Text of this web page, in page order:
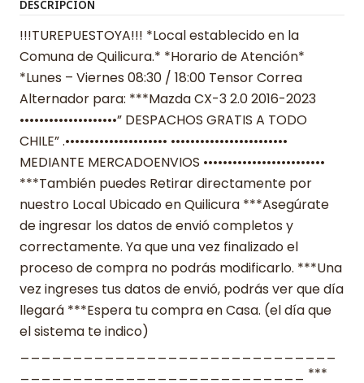
DESCRIPCIÓN
!!!TUREPUESTOYA!!! *Local establecido en la
Comuna de Quilicura.* *Horario de Atención*
*Lunes – Viernes 08:30 / 18:00 Tensor Correa
Alternador para: ***Mazda CX-3 2.0 2016-2023
••••••••••••••••••••” DESPACHOS GRATIS A TODO
CHILE” .••••••••••••••••••••• ••••••••••••••••••••••••
MEDIANTE MERCADOENVIOS •••••••••••••••••••••••••
***También puedes Retirar directamente por
nuestro Local Ubicado en Quilicura ***Asegúrate
de ingresar los datos de envió completos y
correctamente. Ya que una vez finalizado el
proceso de compra no podrás modificarlo. ***Una
vez ingreses tus datos de envió, podrás ver que día
llegará ***Espera tu compra en Casa. (el día que
el sistema te indico)
___________________________ ***